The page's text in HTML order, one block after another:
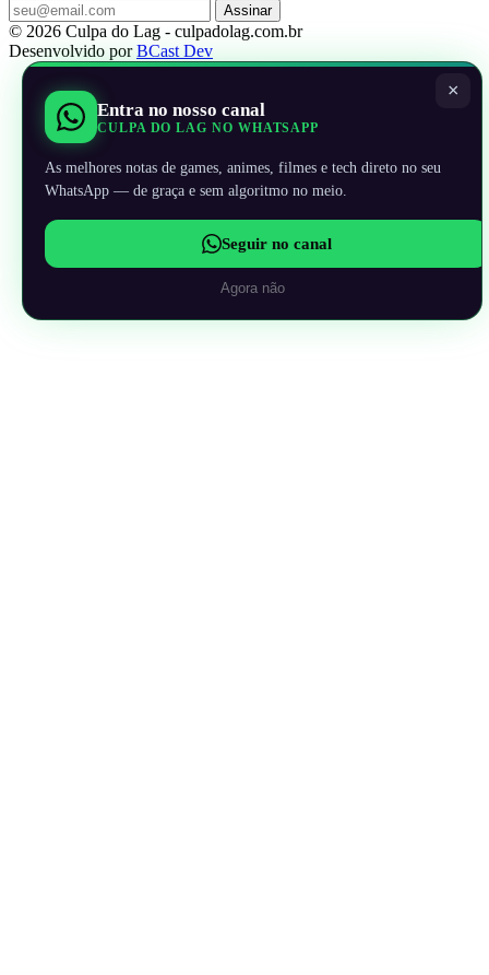
Assinar
© 2026 Culpa do Lag - culpadolag.com.br
Desenvolvido porBCast Dev
×
Entra no nosso canal
CULPA DO LAG NO WHATSAPP
As melhores notas de games, animes, filmes e tech direto no seu
WhatsApp — de graça e sem algoritmo no meio.
Seguir no canal
Agora não